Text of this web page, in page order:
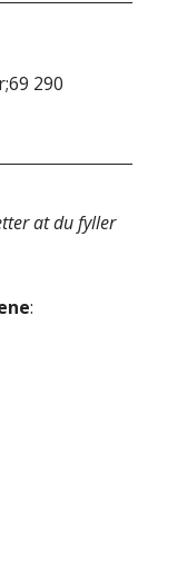
290
at du fyller
: